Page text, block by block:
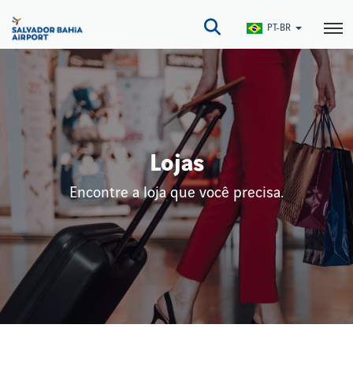
para
o
principal
PT-BR
Lojas
Encontre a loja que você precisa.